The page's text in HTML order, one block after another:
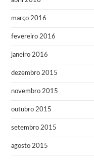
março 2016
fevereiro 2016
janeiro 2016
dezembro 2015
novembro 2015
outubro 2015
setembro 2015
agosto 2015